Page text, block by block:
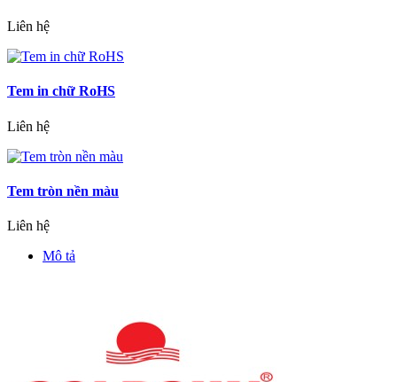
Liên hệ
Tem in chữ RoHS
Liên hệ
Tem tròn nền màu
Liên hệ
Mô tả